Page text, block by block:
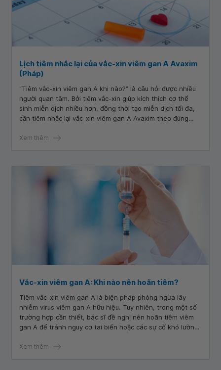
Lịch tiêm nhắc lại của vắc-xin viêm gan A Avaxim
(Pháp)
“Tiêm vắc-xin viêm gan A khi nào?” là câu hỏi được nhiều
người quan tâm. Bởi tiêm vắc-xin giúp kích thích cơ thể
sinh miễn dịch nhiều hơn, đồng thời tạo miễn dịch tối đa,
cần tiêm nhắc lại vắc-xin viêm gan A Avaxim theo đúng
Xem thêm
Vắc-xin viêm gan A: Khi nào nên hoãn tiêm?
Tiêm vắc-xin viêm gan A là biện pháp phòng ngừa lây
nhiễm virus viêm gan A hữu hiệu. Tuy nhiên, trong một số
trường hợp cần thiết, bác sĩ đề nghị nên hoãn tiêm viêm
gan A để tránh nguy cơ tai biến hoặc các sự cố khó lường
Xem thêm